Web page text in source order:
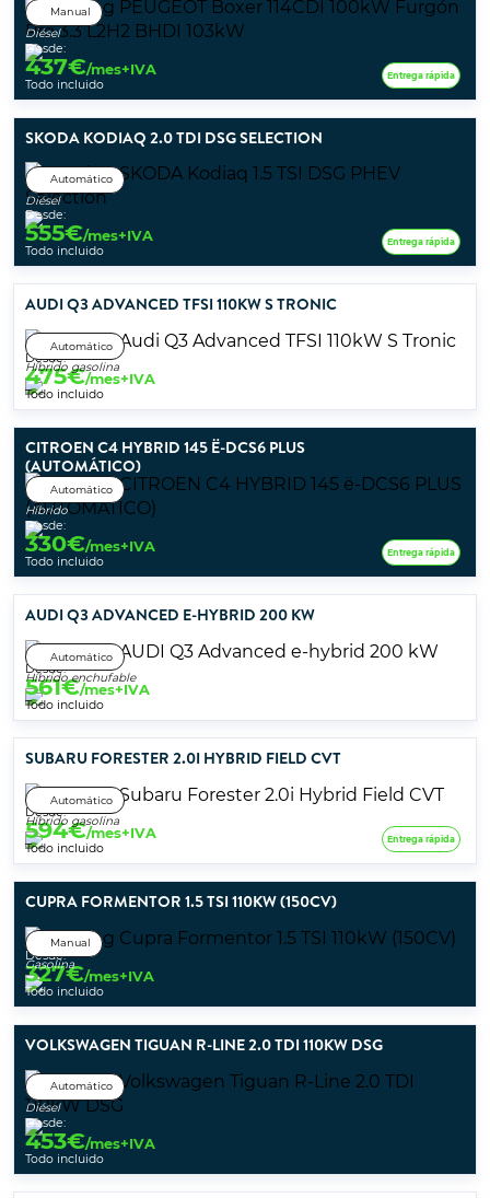
Manual
Diésel
Desde:
437€/mes+IVA
Todo incluido
Entrega rápida
SKODA KODIAQ 2.0 TDI DSG SELECTION
Automático
Diésel
Desde:
555€/mes+IVA
Todo incluido
Entrega rápida
AUDI Q3 ADVANCED TFSI 110KW S TRONIC
Automático
Híbrido gasolina
Desde:
475€/mes+IVA
Todo incluido
CITROEN C4 HYBRID 145 Ë-DCS6 PLUS
(AUTOMÁTICO)
Automático
Híbrido
Desde:
330€/mes+IVA
Todo incluido
Entrega rápida
AUDI Q3 ADVANCED E-HYBRID 200 KW
Automático
Híbrido enchufable
Desde:
561€/mes+IVA
Todo incluido
SUBARU FORESTER 2.0I HYBRID FIELD CVT
Automático
Híbrido gasolina
Desde:
594€/mes+IVA
Todo incluido
Entrega rápida
CUPRA FORMENTOR 1.5 TSI 110KW (150CV)
Manual
Gasolina
Desde:
327€/mes+IVA
Todo incluido
VOLKSWAGEN TIGUAN R-LINE 2.0 TDI 110KW DSG
Automático
Diésel
Desde:
453€/mes+IVA
Todo incluido